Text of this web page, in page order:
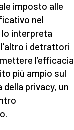
imposto alle
nel
lo interpreta
i detrattori
l’efficacia
più ampio sul
privacy, un